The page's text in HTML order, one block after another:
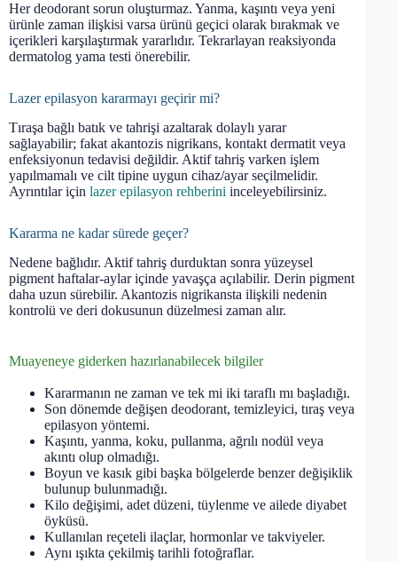
Her deodorant sorun oluşturmaz. Yanma, kaşıntı veya yeni
ürünle zaman ilişkisi varsa ürünü geçici olarak bırakmak ve
içerikleri karşılaştırmak yararlıdır. Tekrarlayan reaksiyonda
dermatolog yama testi önerebilir.
Lazer epilasyon kararmayı geçirir mi?
Tıraşa bağlı batık ve tahrişi azaltarak dolaylı yarar
sağlayabilir; fakat akantozis nigrikans, kontakt dermatit veya
enfeksiyonun tedavisi değildir. Aktif tahriş varken işlem
yapılmamalı ve cilt tipine uygun cihaz/ayar seçilmelidir.
Ayrıntılar için lazer epilasyon rehberini inceleyebilirsiniz.
Kararma ne kadar sürede geçer?
Nedene bağlıdır. Aktif tahriş durduktan sonra yüzeysel
pigment haftalar-aylar içinde yavaşça açılabilir. Derin pigment
daha uzun sürebilir. Akantozis nigrikansta ilişkili nedenin
kontrolü ve deri dokusunun düzelmesi zaman alır.
Muayeneye giderken hazırlanabilecek bilgiler
Kararmanın ne zaman ve tek mi iki taraflı mı başladığı.
Son dönemde değişen deodorant, temizleyici, tıraş veya
epilasyon yöntemi.
Kaşıntı, yanma, koku, pullanma, ağrılı nodül veya
akıntı olup olmadığı.
Boyun ve kasık gibi başka bölgelerde benzer değişiklik
bulunup bulunmadığı.
Kilo değişimi, adet düzeni, tüylenme ve ailede diyabet
öyküsü.
Kullanılan reçeteli ilaçlar, hormonlar ve takviyeler.
Aynı ışıkta çekilmiş tarihli fotoğraflar.